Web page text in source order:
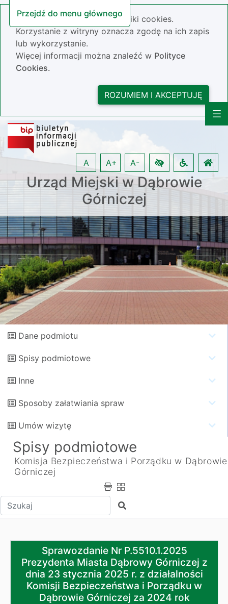
Przejdź do menu głównego
Nasza strona wykorzystuje pliki cookies.
Korzystanie z witryny oznacza zgodę na ich zapis
lub wykorzystanie.
Więcej informacji można znaleźć w Polityce
Cookies.
ROZUMIEM I AKCEPTUJĘ
Urząd Miejski w Dąbrowie
Górniczej
A A+ A-
Dane podmiotu
Spisy podmiotowe
Inne
Sposoby załatwiania spraw
Umów wizytę
Spisy podmiotowe
Komisja Bezpieczeństwa i Porządku w Dąbrowie
Górniczej
Wpisz tekst do wyszukania Szukaj
Sprawozdanie Nr P.5510.1.2025 Prezydenta Miasta
Sprawozdanie Nr P.5510.1.2025
Prezydenta Miasta Dąbrowy Górniczej z
dnia 23 stycznia 2025 r. z działalności
Komisji Bezpieczeństwa i Porządku w
Dąbrowie Górniczej za 2024 rok